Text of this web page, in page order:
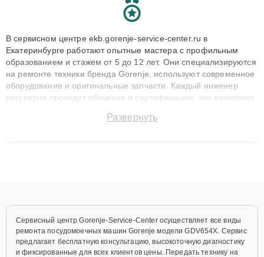
В сервисном центре ekb.gorenje-service-center.ru в
Екатеринбурге работают опытные мастера с профильным
образованием и стажем от 5 до 12 лет. Они специализируются
на ремонте техники бренда Gorenje, используют современное
оборудование и оригинальные запчасти. Каждый инженер
регулярно проходит обучение и сертификацию, что позволяет
технику с сохранением гарантии до 3 лет. Наши мастера
Развернуть
Сервисный центр Gorenje-Service-Center осуществляет все виды
ремонта посудомоечных машин Gorenje модели GDV654X. Сервис
предлагает бесплатную консультацию, высокоточную диагностику
и фиксированные для всех клиентов цены. Передать технику на